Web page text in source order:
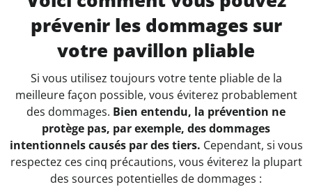
prévenir les dommages sur
votre pavillon pliable
Si vous utilisez toujours votre tente pliable de la
meilleure façon possible, vous éviterez probablement
des dommages. Bien entendu, la prévention ne
protège pas, par exemple, des dommages
intentionnels causés par des tiers. Cependant, si vous
respectez ces cinq précautions, vous éviterez la plupart
des sources potentielles de dommages :